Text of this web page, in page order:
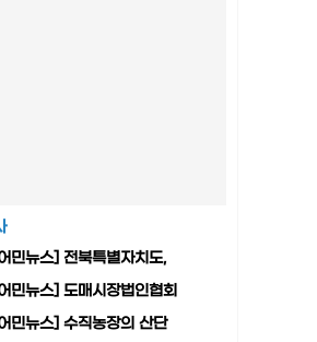
민뉴스] 전북특별자치도,
민뉴스] 도매시장법인협회
민뉴스] 수직농장의 산단